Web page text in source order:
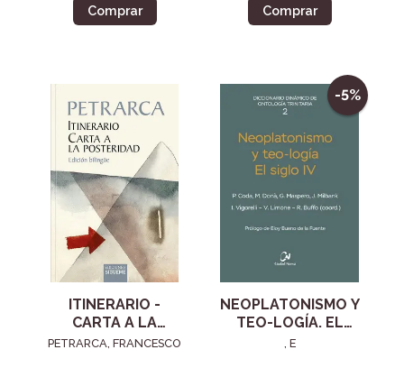
Comprar Comprar
ITINERARIO -
CARTA A LA
POSTERIDAD
PETRARCA, FRANCESCO
-5%
NEOPLATONISMO Y
TEO-LOGÍA. EL
SIGLO IV
, E